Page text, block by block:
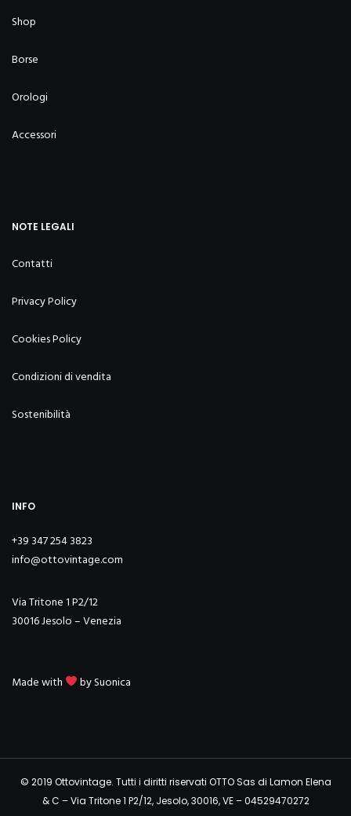
Shop
Borse
Orologi
Accessori
NOTE LEGALI
Contatti
Privacy Policy
Cookies Policy
Condizioni di vendita
Sostenibilità
INFO
+39 347 254 3823
info@ottovintage.com
Via Tritone 1 P2/12
30016 Jesolo – Venezia
Made with bySuonica
© 2019 Ottovintage. Tutti i diritti riservati OTTO Sas di Lamon Elena
& C – Via Tritone 1 P2/12, Jesolo, 30016, VE – 04529470272